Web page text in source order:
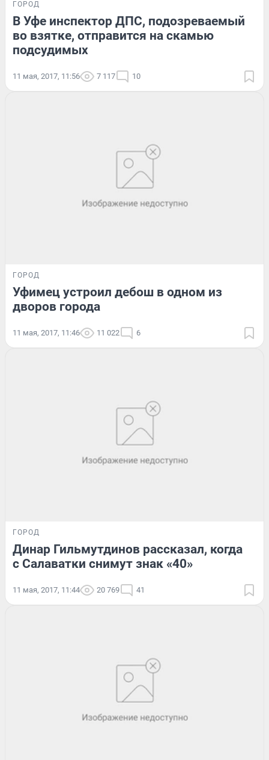
ГОРОД
В Уфе инспектор ДПС, подозреваемый
во взятке, отправится на скамью
подсудимых
11 мая, 2017, 11:56 7 117 10
ГОРОД
Уфимец устроил дебош в одном из
дворов города
11 мая, 2017, 11:46 11 022 6
ГОРОД
Динар Гильмутдинов рассказал, когда
с Салаватки снимут знак «40»
11 мая, 2017, 11:44 20 769 41